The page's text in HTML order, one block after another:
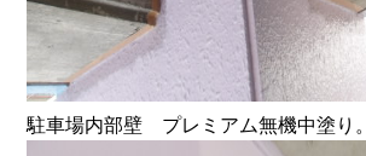
駐車場内部壁 プレミアム無機中塗り。